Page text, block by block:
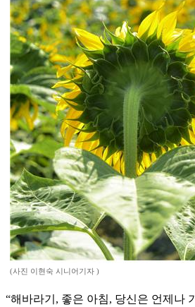
(사진 이현숙 시니어기자 )
“해바라기, 좋은 아침, 당신은 언제나